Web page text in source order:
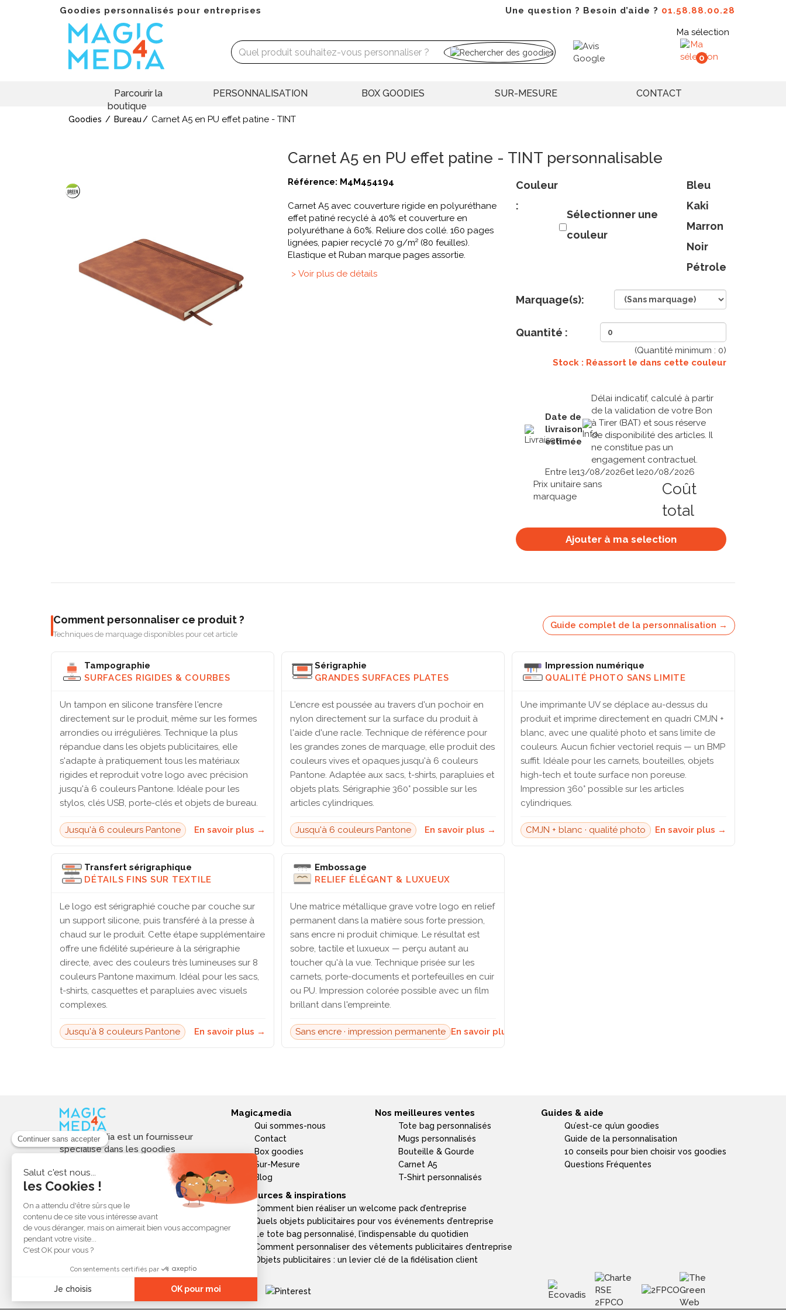
Goodies personnalisés pour entreprises Une question ? Besoin d’aide ? 01.58.88.00.28
Ma sélection
0
Parcourir la
boutique
PERSONNALISATION BOX GOODIES SUR-MESURE CONTACT
Goodies Bureau Carnet A5 en PU effet patine - TINT
Carnet A5 en PU effet patine - TINT personnalisable
Référence: M4M454194
Carnet A5 avec couverture rigide en polyuréthane
effet patiné recyclé à 40% et couverture en
polyuréthane à 60%. Reliure dos collé. 160 pages
lignées, papier recyclé 70 g/m² (80 feuilles).
Elastique et Ruban marque pages assortie.
> Voir plus de détails
Couleur
:
Sélectionner une
couleur
Bleu
Kaki
Marron
Noir
Pétrole
Marquage(s):
Quantité :
(Quantité minimum : 0)
Stock : Réassort le dans cette couleur
Date de
livraison
estimée
Délai indicatif, calculé à partir
de la validation de votre Bon
à Tirer (BAT) et sous réserve
de disponibilité des articles. Il
ne constitue pas un
engagement contractuel.
Entre le13/08/2026et le20/08/2026
Prix unitaire sans
marquage
Coût
total
Ajouter à ma selection
Comment personnaliser ce produit ?
Techniques de marquage disponibles pour cet article
Guide complet de la personnalisation →
Tampographie
SURFACES RIGIDES & COURBES
Un tampon en silicone transfère l'encre
directement sur le produit, même sur les formes
arrondies ou irrégulières. Technique la plus
répandue dans les objets publicitaires, elle
s'adapte à pratiquement tous les matériaux
rigides et reproduit votre logo avec précision
jusqu'à 6 couleurs Pantone. Idéale pour les
stylos, clés USB, porte-clés et objets de bureau.
Jusqu'à 6 couleurs Pantone En savoir plus →
Sérigraphie
GRANDES SURFACES PLATES
L'encre est poussée au travers d'un pochoir en
nylon directement sur la surface du produit à
l'aide d'une racle. Technique de référence pour
les grandes zones de marquage, elle produit des
couleurs vives et opaques jusqu'à 6 couleurs
Pantone. Adaptée aux sacs, t-shirts, parapluies et
objets plats. Sérigraphie 360° possible sur les
articles cylindriques.
Jusqu'à 6 couleurs Pantone En savoir plus →
Impression numérique
QUALITÉ PHOTO SANS LIMITE
Une imprimante UV se déplace au-dessus du
produit et imprime directement en quadri CMJN +
blanc, avec une qualité photo et sans limite de
couleurs. Aucun fichier vectoriel requis — un BMP
suffit. Idéale pour les carnets, bouteilles, objets
high-tech et toute surface non poreuse.
Impression 360° possible sur les articles
cylindriques.
CMJN + blanc · qualité photo En savoir plus →
Transfert sérigraphique
DÉTAILS FINS SUR TEXTILE
Le logo est sérigraphié couche par couche sur
un support silicone, puis transféré à la presse à
chaud sur le produit. Cette étape supplémentaire
offre une fidélité supérieure à la sérigraphie
directe, avec des couleurs très lumineuses sur 8
couleurs Pantone maximum. Idéal pour les sacs,
t-shirts, casquettes et parapluies avec visuels
complexes.
Jusqu'à 8 couleurs Pantone En savoir plus →
Embossage
RELIEF ÉLÉGANT & LUXUEUX
Une matrice métallique grave votre logo en relief
permanent dans la matière sous forte pression,
sans encre ni produit chimique. Le résultat est
sobre, tactile et luxueux — perçu autant au
toucher qu'à la vue. Technique prisée sur les
carnets, porte-documents et portefeuilles en cuir
ou PU. Impression colorée possible avec un film
brillant dans l'empreinte.
Sans encre · impression permanente En savoir plus →
Magic4media est un fournisseur
spécialisé dans les goodies
personnalisés et objets publicitaires
pour les entreprises. Nous
sélectionnons des produits utiles,
tendances et responsables pour
valoriser votre image de marque,
soutenir vos actions de
communication et réussir vos
opérations événementielles,
Magic4media
Qui sommes-nous
Contact
Box goodies
Sur-Mesure
Blog
Nos meilleures ventes
Tote bag personnalisés
Mugs personnalisés
Bouteille & Gourde
Carnet A5
T-Shirt personnalisés
Guides & aide
Qu’est-ce qu’un goodies
Guide de la personnalisation
10 conseils pour bien choisir vos goodies
Questions Fréquentes
Ressources & inspirations
Comment bien réaliser un welcome pack d’entreprise
Quels objets publicitaires pour vos événements d’entreprise
Le tote bag personnalisé, l’indispensable du quotidien
Comment personnaliser des vêtements publicitaires d’entreprise
Objets publicitaires : un levier clé de la fidélisation client